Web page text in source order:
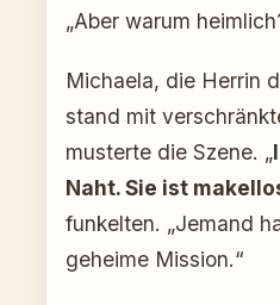
„Aber warum
Michaela, die Herrin
stand mit
musterte die Szene. „
Naht. Sie ist
funkelten. „Jemand
geheime Mission.“